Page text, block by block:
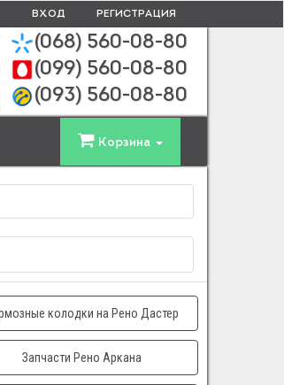
ВХОД РЕГИСТРАЦИЯ
(068) 560-08-80
(099) 560-08-80
(093) 560-08-80
Корзина
колодки на Рено Дастер
Запчасти Рено Аркана